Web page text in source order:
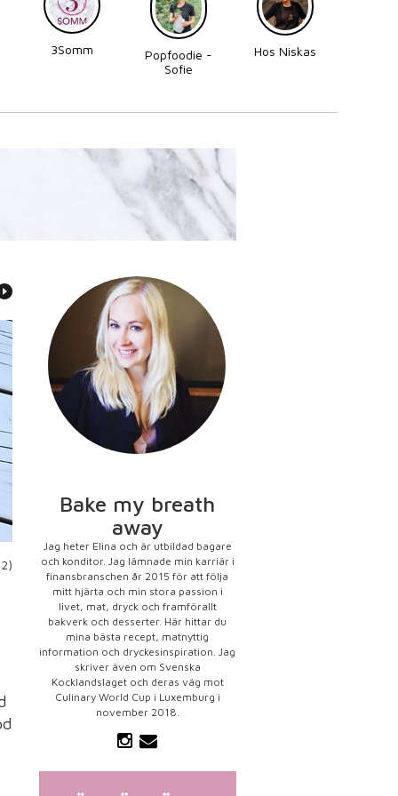
3Somm
Popfoodie -
Sofie
Hos Niskas
Bake my breath
away
Jag heter Elina och är utbildad bagare
och konditor. Jag lämnade min karriär i
finansbranschen år 2015 för att följa
mitt hjärta och min stora passion i
livet, mat, dryck och framförallt
bakverk och desserter. Här hittar du
mina bästa recept, matnyttig
information och dryckesinspiration. Jag
skriver även om Svenska
Kocklandslaget och deras väg mot
Culinary World Cup i Luxemburg i
november 2018.